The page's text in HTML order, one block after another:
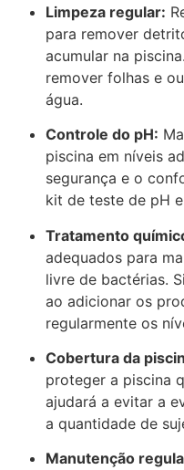
Limpeza regular:
para remover
acumular na
remover folhas e
água.
Controle do pH:
piscina em níveis
segurança e o
kit de teste de pH
Tratamento
adequados para
livre de bactérias.
ao adicionar os
regularmente os
Cobertura da
proteger a piscina
ajudará a evitar a
a quantidade de
Manutenção